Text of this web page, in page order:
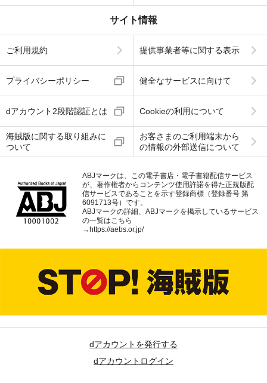
サイト情報
ご利用規約 提供事業者等に関する表示
プライバシーポリシー 健全なサービスに向けて
dアカウント2段階認証とは Cookieの利用について
海賊版に関する取り組みに
ついて
お客さまのご利用端末から
の情報の外部送信について
ABJマークは、この電子書店・電子書籍配信サービス
が、著作権者からコンテンツ使用許諾を得た正規版配
信サービスであることを示す登録商標（登録番号 第
6091713号）です。
ABJマークの詳細、ABJマークを掲示しているサービス
の一覧はこちら
→ https://aebs.or.jp/
dアカウントを発行する
dアカウントログイン